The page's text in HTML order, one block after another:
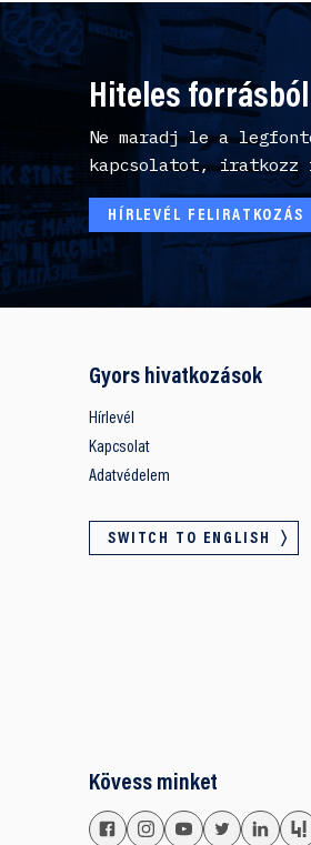
Hiteles
Ne maradj le a
kapcsolatot,
HÍRLEVÉL FELIRATKOZÁS
Gyors hivatkozások
Hírlevél
Kapcsolat
Adatvédelem
SWITCH TO ENGLISH
Kövess minket